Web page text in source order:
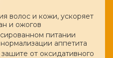
волос и кожи, ускоряет
и ожогов
питании
аппетита
от оксидативного